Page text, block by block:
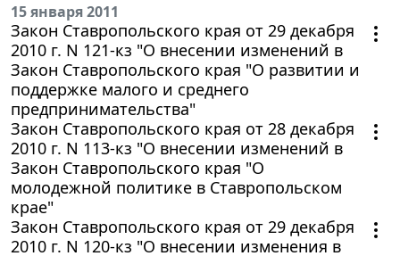
15 января 2011
Закон Ставропольского края от 29 декабря
2010 г. N 121-кз "О внесении изменений в
Закон Ставропольского края "О развитии и
поддержке малого и среднего
предпринимательства"
Закон Ставропольского края от 28 декабря
2010 г. N 113-кз "О внесении изменений в
Закон Ставропольского края "О
молодежной политике в Ставропольском
крае"
Закон Ставропольского края от 29 декабря
2010 г. N 120-кз "О внесении изменения в